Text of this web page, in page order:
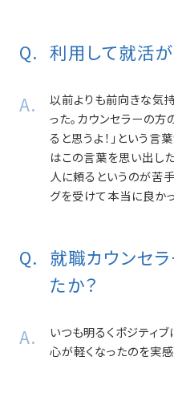
利用して就活
以前よりも前向きな気
った。カウンセラーの
ると思うよ！」という言
はこの言葉を思い出し
人に頼るというのが苦
グを受けて本当に良かっ
就職カウンセ
たか？
いつも明るくポジティ
心が軽くなったのを実感